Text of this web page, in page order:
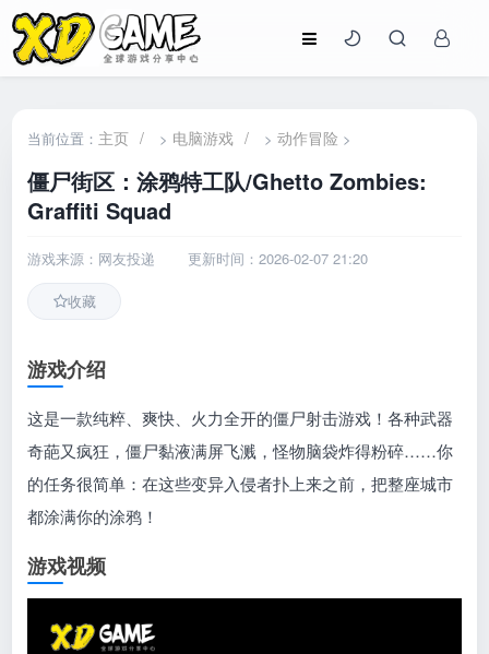
当前位置： 主页 / > 电脑游戏 / >动作冒险 >
僵尸街区：涂鸦特工队/Ghetto Zombies:
Graffiti Squad
游戏来源：网友投递 更新时间：2026-02-07 21:20
收藏
游戏介绍
这是一款纯粹、爽快、火力全开的僵尸射击游戏！各种武器
奇葩又疯狂，僵尸黏液满屏飞溅，怪物脑袋炸得粉碎……你
的任务很简单：在这些变异入侵者扑上来之前，把整座城市
都涂满你的涂鸦！
游戏视频